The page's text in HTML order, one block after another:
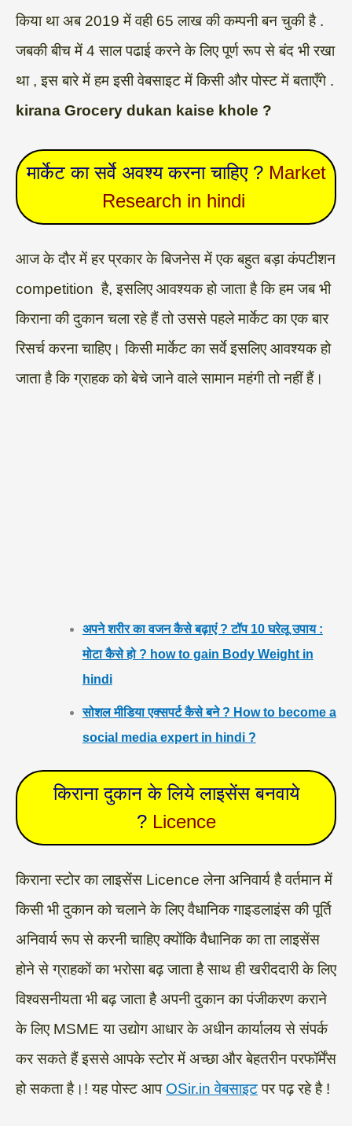
किया था अब 2019 में वही 65 लाख की कम्पनी बन चुकी है .
जबकी बीच में 4 साल पढाई करने के लिए पूर्ण रूप से बंद भी रखा
था , इस बारे में हम इसी वेबसाइट में किसी और पोस्ट में बताएँगे .
kirana Grocery dukan kaise khole ?
मार्केट का सर्वे अवश्य करना चाहिए ?Market
Research in hindi
आज के दौर में हर प्रकार के बिजनेस में एक बहुत बड़ा कंपटीशन
competition है, इसलिए आवश्यक हो जाता है कि हम जब भी
किराना की दुकान चला रहे हैं तो उससे पहले मार्केट का एक बार
रिसर्च करना चाहिए। किसी मार्केट का सर्वे इसलिए आवश्यक हो
जाता है कि ग्राहक को बेचे जाने वाले सामान महंगी तो नहीं हैं।
अपने शरीर का वजन कैसे बढ़ाएं ? टॉप 10 घरेलू उपाय :
मोटा कैसे हो ? how to gain Body Weight in
hindi
सोशल मीडिया एक्सपर्ट कैसे बने ? How to become a
social media expert in hindi ?
किराना दुकान के लिये लाइसेंस बनवाये
?Licence
किराना स्टोर का लाइसेंस Licence लेना अनिवार्य है वर्तमान में
किसी भी दुकान को चलाने के लिए वैधानिक गाइडलाइंस की पूर्ति
अनिवार्य रूप से करनी चाहिए क्योंकि वैधानिक का ता लाइसेंस
होने से ग्राहकों का भरोसा बढ़ जाता है साथ ही खरीददारी के लिए
विश्वसनीयता भी बढ़ जाता है अपनी दुकान का पंजीकरण कराने
के लिए MSME या उद्योग आधार के अधीन कार्यालय से संपर्क
कर सकते हैं इससे आपके स्टोर में अच्छा और बेहतरीन परफॉर्मेंस
हो सकता है।! यह पोस्ट आप OSir.in वेबसाइटपर पढ़ रहे है !